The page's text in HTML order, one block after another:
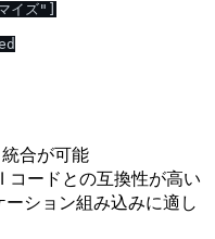
ズ"]
合が可能
ードとの互換性が高い
ション組み込みに適し